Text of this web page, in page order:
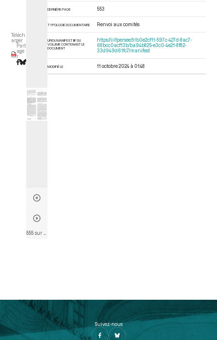
Téléch
arger
Part
age
r
i
d
o
r
DERNIÈRE PAGE 553
TYPOLOGIE DOCUMENTAIRE Renvoi aux comités
URI DU MANIFEST IIIF DU
VOLUME CONTENANT LE
DOCUMENT
https://iiif.persee.fr/b0e2cf11-597c-427d-8ac7-
68bcc0acf13b/ba94b825-e3c0-4e21-8f82-
33d949d61fc7/manifest
MODIFIÉ LE 11 octobre 2024 à 01:48
Suivez-nous